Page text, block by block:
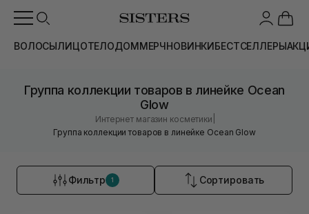
ВОЛОСЫЛИЦОТЕЛОДОММЕРЧНОВИНКИБЕСТСЕЛЛЕРЫ
Группа коллекции товаров в линейке Ocean
Glow
Интернет магазин косметики
Группа коллекции товаров в линейке Ocean Glow
Фильтр 1 Сортировать